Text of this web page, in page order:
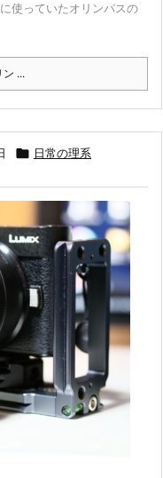
使っていたオリンパスの
ン ...
 日常の理系